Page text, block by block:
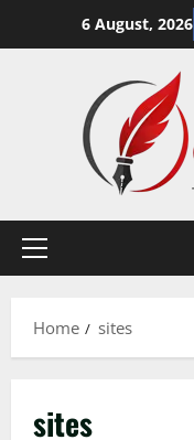
6 August, 2026
Primary
Home sites
sites